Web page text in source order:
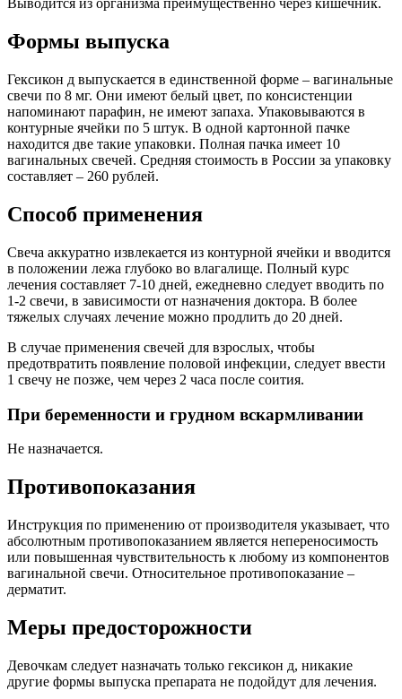
Выводится из организма преимущественно через кишечник.
Формы выпуска
Гексикон д выпускается в единственной форме – вагинальные
свечи по 8 мг. Они имеют белый цвет, по консистенции
напоминают парафин, не имеют запаха. Упаковываются в
контурные ячейки по 5 штук. В одной картонной пачке
находится две такие упаковки. Полная пачка имеет 10
вагинальных свечей. Средняя стоимость в России за упаковку
составляет – 260 рублей.
Способ применения
Свеча аккуратно извлекается из контурной ячейки и вводится
в положении лежа глубоко во влагалище. Полный курс
лечения составляет 7-10 дней, ежедневно следует вводить по
1-2 свечи, в зависимости от назначения доктора. В более
тяжелых случаях лечение можно продлить до 20 дней.
В случае применения свечей для взрослых, чтобы
предотвратить появление половой инфекции, следует ввести
1 свечу не позже, чем через 2 часа после соития.
При беременности и грудном вскармливании
Не назначается.
Противопоказания
Инструкция по применению от производителя указывает, что
абсолютным противопоказанием является непереносимость
или повышенная чувствительность к любому из компонентов
вагинальной свечи. Относительное противопоказание –
дерматит.
Меры предосторожности
Девочкам следует назначать только гексикон д, никакие
другие формы выпуска препарата не подойдут для лечения.